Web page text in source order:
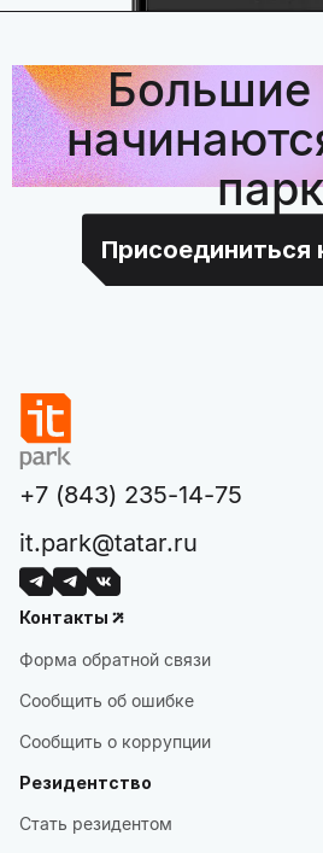
Большие
парк
Присоединиться
+7 (843) 235-14-75
it.park@tatar.ru
Контакты
Форма обратной связи
Сообщить об ошибке
Сообщить о коррупции
Резидентство
Стать резидентом